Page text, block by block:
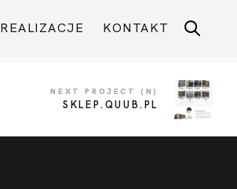
REALIZACJE KONTAKT
NEXT PROJECT (N)
SKLEP.QUUB.PL